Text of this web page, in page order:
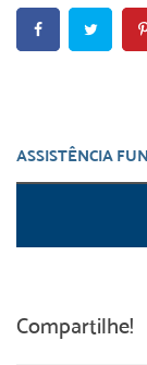
Compartilhe!